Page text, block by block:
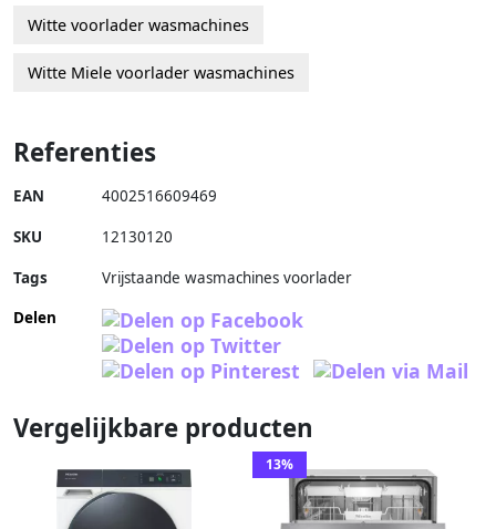
Witte voorlader wasmachines
Witte Miele voorlader wasmachines
Referenties
EAN 4002516609469
SKU 12130120
Tags
Vrijstaande wasmachines voorlader
Delen
Vergelijkbare producten
13%